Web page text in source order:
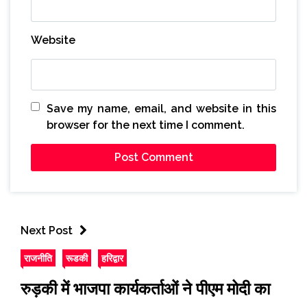
Website
Save my name, email, and website in this
browser for the next time I comment.
Next Post
राजनीति रूडकी हरिद्वार
रुड़की में भाजपा कार्यकर्ताओं ने पीएम मोदी का